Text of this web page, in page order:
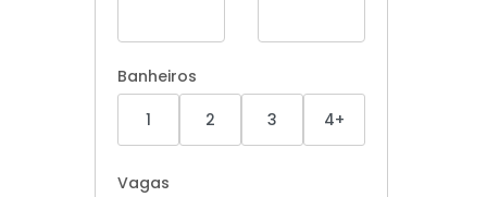
Banheiros
1
2 3 4+
Vagas